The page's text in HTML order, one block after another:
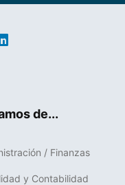
de...
/ Finanzas
y Contabilidad